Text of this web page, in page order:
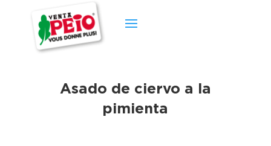
Asado de ciervo a la
pimienta